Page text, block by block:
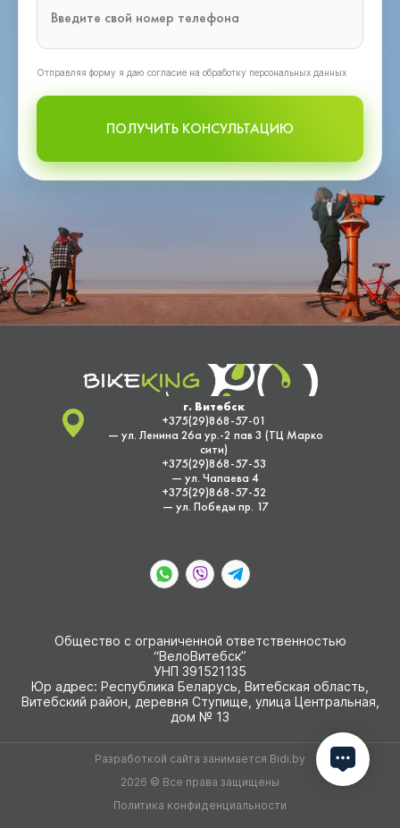
Oтправляя форму я даю согласие на обработку персональных данных
ПОЛУЧИТЬ КОНСУЛЬТАЦИЮ
г. Витебск
+375(29)868-57-01
— ул. Ленина 26а ур.-2 пав 3 (ТЦ Марко
сити)
+375(29)868-57-53
— ул. Чапаева 4
+375(29)868-57-52
— ул. Победы пр. 17
Общество с ограниченной ответственностью
“ВелоВитебск”
УНП 391521135
Юр адрес: Республика Беларусь, Витебская область,
Витебский район, деревня Ступище, улица Центральная,
дом № 13
Разработкой сайта занимается Bidi.by
2026 © Все права защищены
Политика конфиденциальности